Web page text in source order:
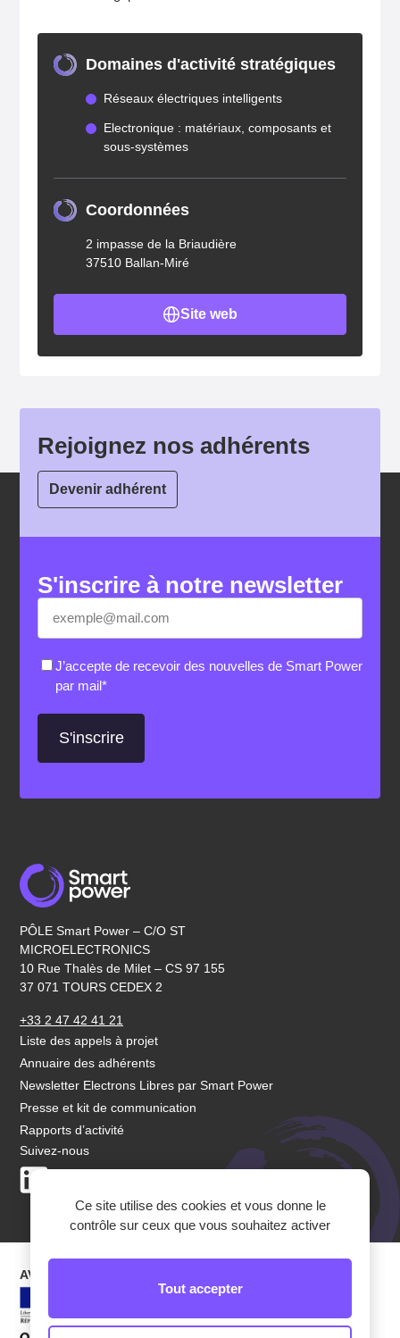
Domaines d'activité stratégiques
Réseaux électriques intelligents
Electronique : matériaux, composants et
sous-systèmes
Coordonnées
2 impasse de la Briaudière
37510 Ballan-Miré
Site web
Rejoignez nos adhérents
Devenir adhérent
S'inscrire à notre newsletter
mail*
RGPD*
J’accepte de recevoir des nouvelles de Smart Power
par mail*
PÔLE Smart Power – C/O ST
MICROELECTRONICS
10 Rue Thalès de Milet – CS 97 155
37 071 TOURS CEDEX 2
+33 2 47 42 41 21
Liste des appels à projet
Annuaire des adhérents
Newsletter Electrons Libres par Smart Power
Presse et kit de communication
Rapports d’activité
Suivez-nous
LinkedInYoutube
AVEC LEUR SOUTIEN
Ce site utilise des cookies et vous donne le
contrôle sur ceux que vous souhaitez activer
Tout accepter